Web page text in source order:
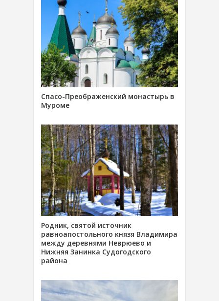
Спасо-Преображенский монастырь в
Муроме
Родник, святой источник
равноапостольного князя Владимира
между деревнями Неврюево и
Нижняя Занинка Судогодского
района